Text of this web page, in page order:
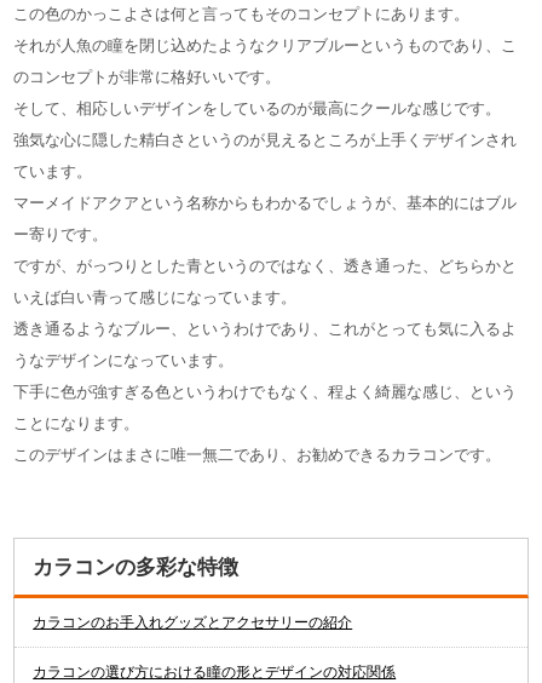
この色のかっこよさは何と言ってもそのコンセプトにあります。
それが人魚の瞳を閉じ込めたようなクリアブルーというものであり、こ
のコンセプトが非常に格好いいです。
そして、相応しいデザインをしているのが最高にクールな感じです。
強気な心に隠した精白さというのが見えるところが上手くデザインされ
ています。
マーメイドアクアという名称からもわかるでしょうが、基本的にはブル
ー寄りです。
ですが、がっつりとした青というのではなく、透き通った、どちらかと
いえば白い青って感じになっています。
透き通るようなブルー、というわけであり、これがとっても気に入るよ
うなデザインになっています。
下手に色が強すぎる色というわけでもなく、程よく綺麗な感じ、という
ことになります。
このデザインはまさに唯一無二であり、お勧めできるカラコンです。
カラコンの多彩な特徴
カラコンのお手入れグッズとアクセサリーの紹介
カラコンの選び方における瞳の形とデザインの対応関係